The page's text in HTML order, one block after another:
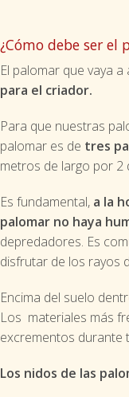
¿Cómo debe ser el
El palomar que vaya
para el criador.
Para que nuestras
palomar es de tres
metros de largo por 2
Es fundamental, a la
palomar no haya
depredadores. Es
disfrutar de los rayos
Encima del suelo
Los materiales más
excrementos durante
Los nidos de las